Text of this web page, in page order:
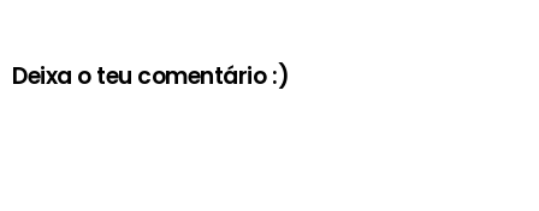
Deixa o teu comentário :)